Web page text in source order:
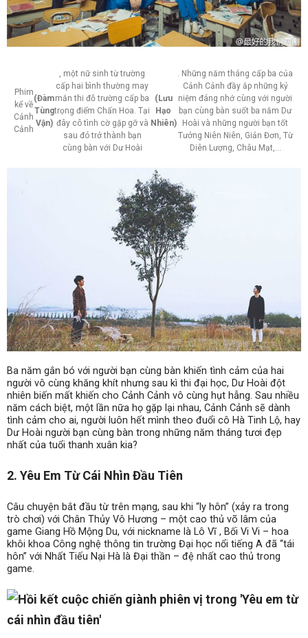
Phim
kể về
Cảnh
Cảnh
(Đàm
Tùng
Vận)
, một nữ sinh từ trường
cấp hai bình thường may
mắn thi đỗ trường cấp ba
trọng điểm Chấn Hoa. Tại
đây cô tình cờ gặp gỡ và
sau đó trở thành bạn
cùng bàn với Dư Hoài
(Lưu
Hạo
Nhiên)
. Những năm tháng cấp ba của
Cảnh Cảnh đầy ắp những kỷ
niệm đáng nhớ cùng với người
bạn cùng bàn suốt ba năm Dư
Hoài và những người bạn tốt
Tưởng Niên Niên, Giản Đơn, Từ
Diên Lượng, Châu Mạt,…
Ba năm gắn bó với người bạn cùng bàn khiến tình cảm của hai
người vô cùng khăng khít nhưng sau kì thi đại học, Dư Hoài đột
nhiên biến mất khiến cho Cảnh Cảnh vô cùng hụt hẫng. Sau nhiều
năm cách biệt, một lần nữa họ gặp lại nhau, Cảnh Cảnh sẽ dành
tình cảm cho ai, người luôn hết mình theo đuổi cô Hà Tinh Lộ, hay
Dư Hoài người bạn cùng bàn trong những năm tháng tươi đẹp
nhất của tuổi thanh xuân kia?
2. Yêu Em Từ Cái Nhìn Đầu Tiên
Câu chuyện bắt đầu từ trên mạng, sau khi “ly hôn” (xảy ra trong
trò chơi) với Chân Thủy Vô Hương – một cao thủ võ lâm của
game Giang Hồ Mộng Du, với nickname là Lô Vĩ , Bối Vi Vi – hoa
khôi khoa Công nghệ thông tin trường Đại học nổi tiếng A đã “tái
hôn” với Nhất Tiếu Nại Hà là Đại thần – đệ nhất cao thủ trong
game.